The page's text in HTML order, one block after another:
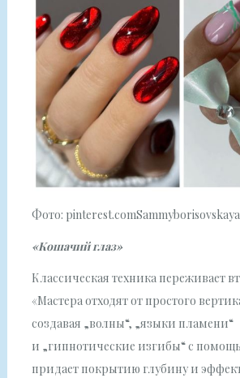
Фото:
«Кошачий глаз»
Классическая техника переживает
«Мастера отходят от простого
создавая „волны“, „языки пламени“
и „гипнотические изгибы“ с
придает покрытию глубину и